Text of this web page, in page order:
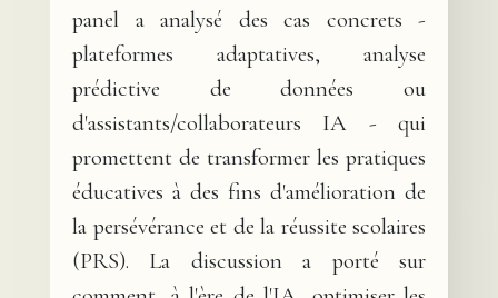
panel a analysé des cas concrets -
plateformes adaptatives, analyse
prédictive de données ou
d'assistants/collaborateurs IA - qui
promettent de transformer les pratiques
éducatives à des fins d'amélioration de
la persévérance et de la réussite scolaires
(PRS). La discussion a porté sur